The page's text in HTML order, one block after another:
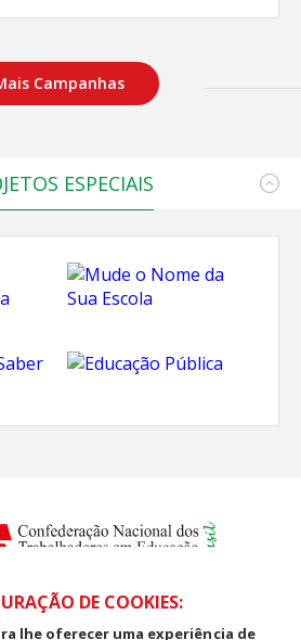
Campanhas
ESPECIAIS
DE COOKIES:
lhe oferecer uma experiência de